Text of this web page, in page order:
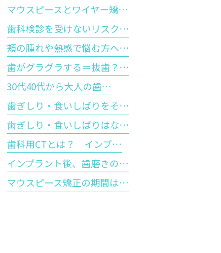
マウスピースとワイヤー矯…
歯科検診を受けないリスク…
頬の腫れや熱感で悩む方へ…
歯がグラグラする＝抜歯？…
30代40代から大人の歯…
歯ぎしり・食いしばりをそ…
歯ぎしり・食いしばりはな…
歯科用CTとは？ インプ…
インプラント後、歯磨きの…
マウスピース矯正の期間は…